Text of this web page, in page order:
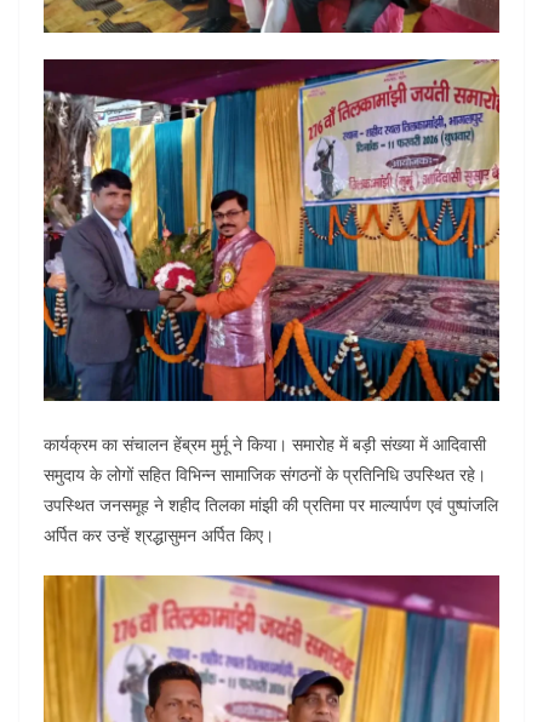
कार्यक्रम का संचालन हेंब्रम मुर्मू ने किया। समारोह में बड़ी संख्या में आदिवासी
समुदाय के लोगों सहित विभिन्न सामाजिक संगठनों के प्रतिनिधि उपस्थित रहे।
उपस्थित जनसमूह ने शहीद तिलका मांझी की प्रतिमा पर माल्यार्पण एवं पुष्पांजलि
अर्पित कर उन्हें श्रद्धासुमन अर्पित किए।